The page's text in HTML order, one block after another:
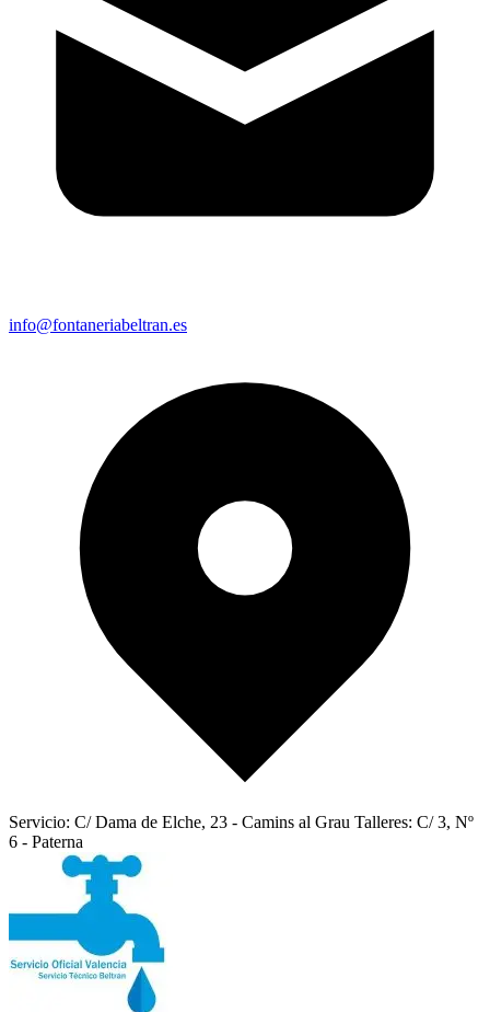
info@fontaneriabeltran.es
Servicio: C/ Dama de Elche, 23 - Camins al Grau Talleres: C/ 3, Nº
6 - Paterna